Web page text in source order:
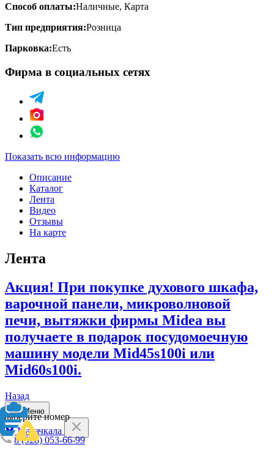
Способ оплаты:Наличные, Карта
Тип предприятия:Розница
Парковка:Есть
Фирма в социальных сетях
Показать всю информацию
Описание
Каталог
Лента
Видео
Отзывы
На карте
Лента
Акция! При покупке духового шкафа,
варочной панели, микроволновой
печи, вытяжки фирмы Midea вы
получаете в подарок посудомоечную
машину модели Mid45s100i или
Mid60s100i.
Назад
Выберите номер
8 (928) 053-66-99
Меню
Махачкала